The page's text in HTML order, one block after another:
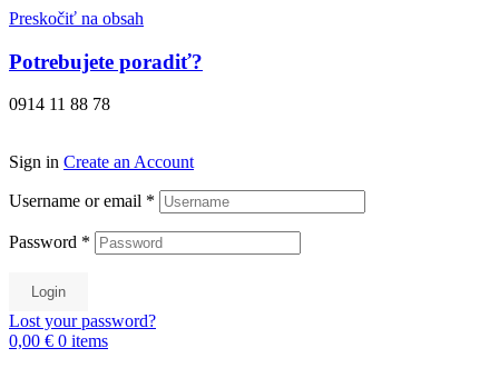
Preskočiť na obsah
Potrebujete poradiť?
0914 11 88 78
Sign in Create an Account
Username or email *
Password *
Login
Lost your password?
0,00 € 0 items